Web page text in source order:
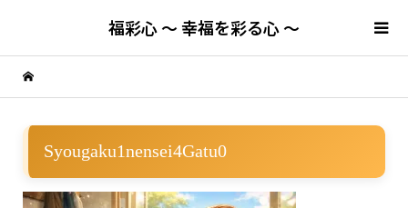
福彩心 ～ 幸福を彩る心 ～
Syougaku1nensei4Gatu0